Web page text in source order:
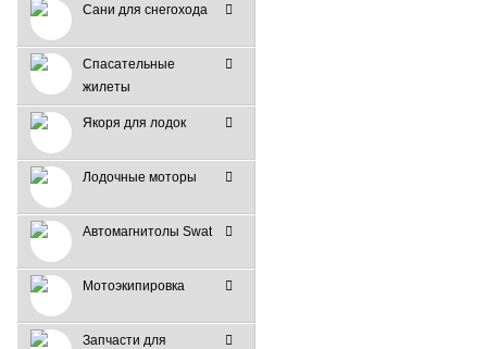
Сани для снегохода
Спасательные
жилеты
Якоря для лодок
Лодочные моторы
Автомагнитолы Swat
Мотоэкипировка
Запчасти для